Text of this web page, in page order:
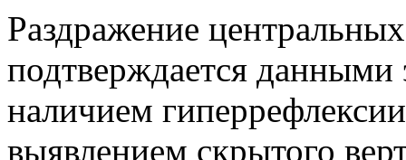
Раздражение
подтверждается данными
наличием
выявлением скрытого